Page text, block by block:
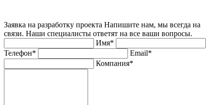
Заявка на разработку проекта Напишите нам, мы всегда на
связи. Наши специалисты ответят на все ваши вопросы.
Имя*
Телефон*
Email*
Компания*